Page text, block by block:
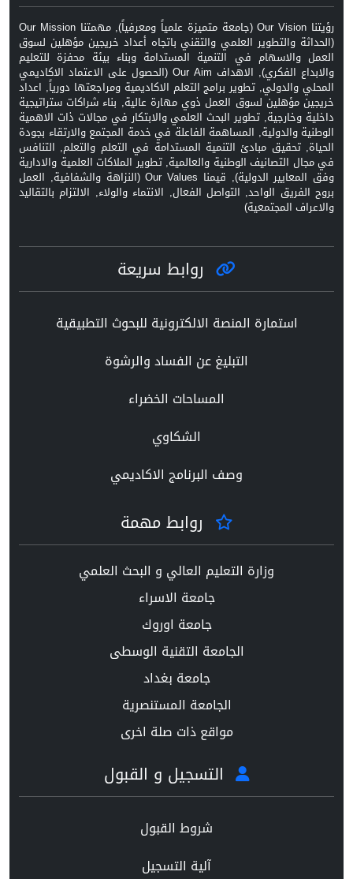
رؤيتنا Our Vision (جامعة متميزة علمياً ومعرفياً), مهمتنا Our Mission
(الحداثة والتطوير العلمي والتقني باتجاه أعداد خريجين مؤهلين لسوق
العمل والاسهام في التنمية المستدامة وبناء بيئة محفزة للتعليم
والابداع الفكري), الاهداف Our Aim (الحصول على الاعتماد الاكاديمي
المحلي والدولي, تطوير برامج التعلم الاكاديمية ومراجعتها دورياً, اعداد
خريجين مؤهلين لسوق العمل ذوي مهارة عالية, بناء شراكات ستراتيجية
داخلية وخارجية, تطوير البحث العلمي والابتكار في مجالات ذات الاهمية
الوطنية والدولية, المساهمة الفاعلة في خدمة المجتمع والارتقاء بجودة
الحياة, تحقيق مبادئ التنمية المستدامة في التعلم والتعلم, التنافس
في مجال التصانيف الوطنية والعالمية, تطوير الملاكات العلمية والادارية
وفق المعايير الدولية), قيمنا Our Values (النزاهة والشفافية, العمل
بروح الفريق الواحد, التواصل الفعال, الانتماء والولاء, الالتزام بالتقاليد
والاعراف المجتمعية)
روابط سريعة
استمارة المنصة الالكترونية للبحوث التطبيقية
التبليغ عن الفساد والرشوة
المساحات الخضراء
الشكاوي
وصف البرنامج الاكاديمي
روابط مهمة
وزارة التعليم العالي و البحث العلمي
جامعة الاسراء
جامعة اوروك
الجامعة التقنية الوسطى
جامعة بغداد
الجامعة المستنصرية
مواقع ذات صلة اخرى
التسجيل و القبول
شروط القبول
آلية التسجيل